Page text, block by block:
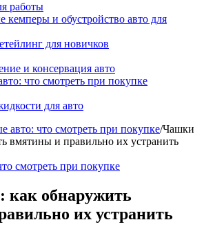
работы
кемперы и обустройство авто для
для новичков
и консервация авто
что смотреть при покупке
для авто
авто: что смотреть при покупке/Чашки
вмятины и правильно их устранить
смотреть при покупке
как обнаружить
их устранить